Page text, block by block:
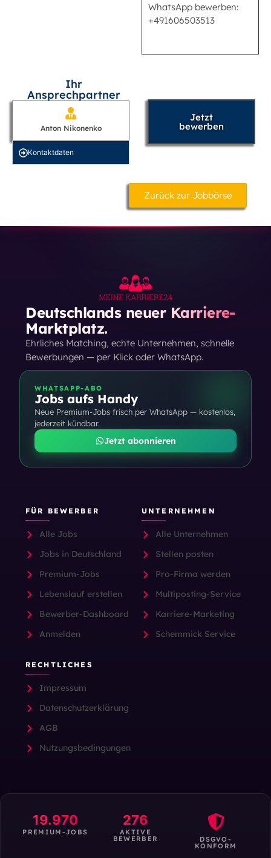
WhatsApp bewerben:
+491606503513
Ihr
Ansprechpartner
Anton Nikonenko
Kontakt­daten
Jetzt
bewerben
Zurück zur Jobbörse
Deutschlands neuer Karriere-
Marktplatz.
Ehrliches Matching, echte Unternehmen, schnelle
Bewerbungen — per Klick oder WhatsApp.
WHATSAPP-ABO
Jobs aufs Handy
Neue Premium-Jobs frisch per WhatsApp — kostenlos,
jederzeit kündbar.
Jetzt abonnieren
FÜR BEWERBER
Alle Jobs
Jobs in Deutschland
Premium-Jobs
Lebenslauf erstellen
Bewerber-Dashboard
Anmelden
UNTERNEHMEN
Alle Unternehmen
Stellen posten
Pro-Firma werden
Multiposting-Service
Karriere-Marketing
Schemmick Service
RECHTLICHES
Impressum
Datenschutzerklärung
AGB
Nutzungsbedingungen
19.970
PREMIUM-JOBS
276
AKTIVE
BEWERBER DSGVO-
KONFORM